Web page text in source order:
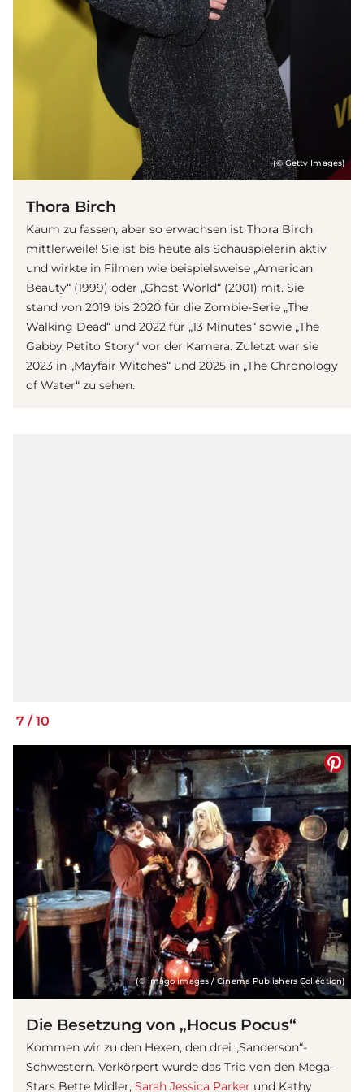
(© Getty Images)
Thora Birch
Kaum zu fassen, aber so erwachsen ist Thora Birch
mittlerweile! Sie ist bis heute als Schauspielerin aktiv
und wirkte in Filmen wie beispielsweise „American
Beauty“ (1999) oder „Ghost World“ (2001) mit. Sie
stand von 2019 bis 2020 für die Zombie-Serie „The
Walking Dead“ und 2022 für „13 Minutes“ sowie „The
Gabby Petito Story“ vor der Kamera. Zuletzt war sie
2023 in „Mayfair Witches“ und 2025 in „The Chronology
of Water“ zu sehen.
7 /10
(© imago images / Cinema Publishers Collection)
Die Besetzung von „Hocus Pocus“
Kommen wir zu den Hexen, den drei „Sanderson“-
Schwestern. Verkörpert wurde das Trio von den Mega-
Stars Bette Midler, Sarah Jessica Parker und Kathy